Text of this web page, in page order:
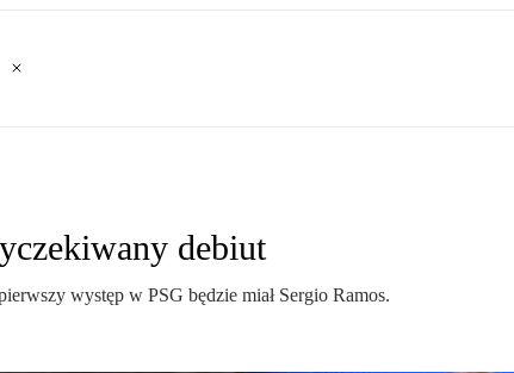
debiut
występ w PSG będzie miał Sergio Ramos.